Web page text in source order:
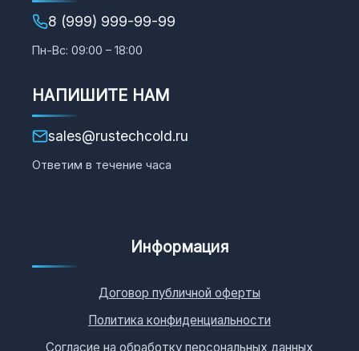
8 (999) 999-99-99
Пн-Вс: 09:00 – 18:00
НАПИШИТЕ НАМ
sales@rustechcold.ru
Ответим в течение часа
Информация
Договор публичной оферты
Политика конфиденциальности
Согласие на обработку персональных данных